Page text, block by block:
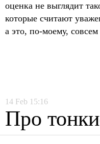
оценка не выглядит
которые считают
а это, по-моему,
14 Feb 15:16
Про